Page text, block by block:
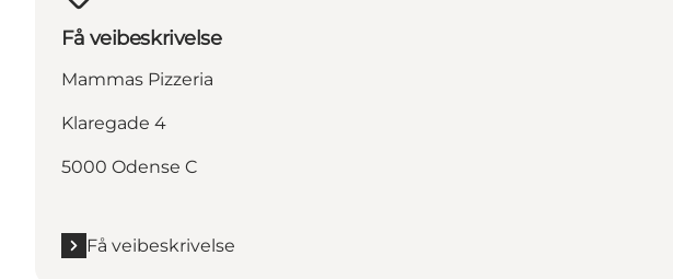
Få veibeskrivelse
Mammas Pizzeria
Klaregade 4
5000 Odense C
Få veibeskrivelse